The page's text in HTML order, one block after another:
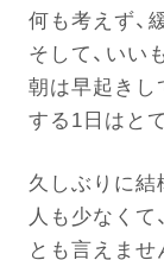
何も考えず、
そして、いい
朝は早起きし
する1日はと
久しぶりに結
人も少なくて
とも言えませ